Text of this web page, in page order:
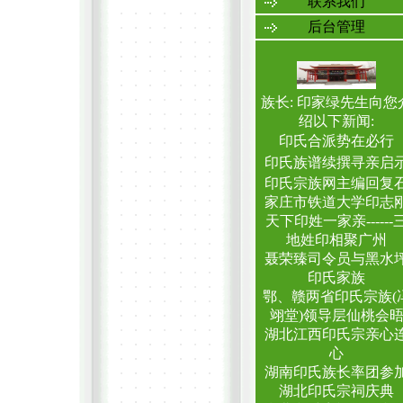
后台管理
族长: 印家绿先生向您
绍以下新闻:
印氏合派势在必行
印氏族谱续撰寻亲启
印氏宗族网主编回复
家庄市铁道大学印志
天下印姓一家亲------
地姓印相聚广州
聂荣臻司令员与黑水
印氏家族
鄂、赣两省印氏宗族(
翊堂)领导层仙桃会晤
湖北江西印氏宗亲心
心
湖南印氏族长率团参
湖北印氏宗祠庆典